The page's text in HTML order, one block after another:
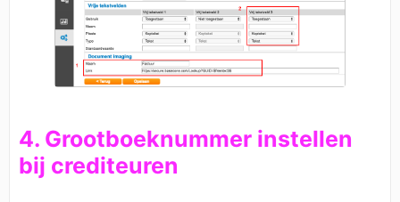
4. Grootboeknummer instellen
bij crediteuren